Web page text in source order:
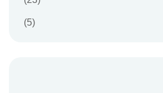
(5)